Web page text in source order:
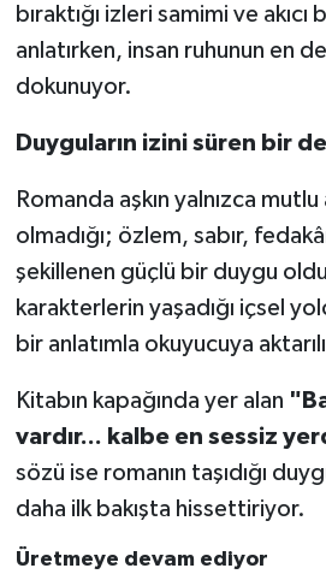
bıraktığı izleri samimi ve akıcı
anlatırken, insan ruhunun en
dokunuyor.
Duyguların izini süren bir
Romanda aşkın yalnızca
olmadığı; özlem, sabır,
şekillenen güçlü bir duygu
karakterlerin yaşadığı içsel
bir anlatımla okuyucuya
Kitabın kapağında yer alan
vardır... kalbe en sessiz
sözü ise romanın taşıdığı
daha ilk bakışta hissettiriyor.
Üretmeye devam ediyor